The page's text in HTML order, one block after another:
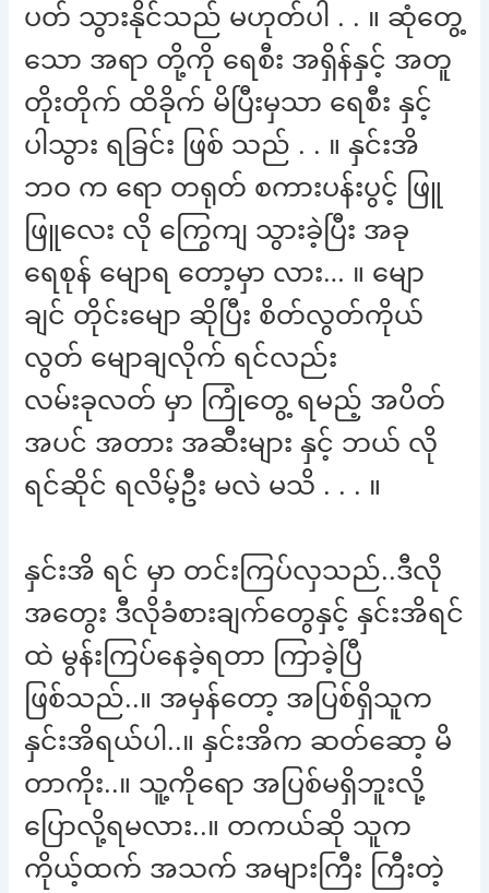
ပတ် သွားနိုင်သည် မဟုတ်ပါ . . ။ ဆုံတွေ့
သော အရာ တို့ကို ရေစီး အရှိန်နှင့် အတူ
တိုးတိုက် ထိခိုက် မိပြီးမှသာ ရေစီး နှင့်
ပါသွား ရခြင်း ဖြစ် သည် . . ။ နှင်းအိ
ဘဝ က ရော တရုတ် စကားပန်းပွင့် ဖြူ
ဖြူလေး လို ကြွေကျ သွားခဲ့ပြီး အခု
ရေစုန် မျောရ တော့မှာ လား… ။ မျော
ချင် တိုင်းမျော ဆိုပြီး စိတ်လွတ်ကိုယ်
လွတ် မျောချလိုက် ရင်လည်း
လမ်းခုလတ် မှာ ကြုံတွေ့ ရမည့် အပိတ်
အပင် အတား အဆီးများ နှင့် ဘယ် လို
ရင်ဆိုင် ရလိမ့်ဦး မလဲ မသိ . . . ။
နှင်းအိ ရင် မှာ တင်းကြပ်လှသည်..ဒီလို
အတွေး ဒီလိုခံစားချက်တွေနှင့် နှင်းအိရင်
ထဲ မွန်းကြပ်နေခဲ့ရတာ ကြာခဲ့ပြီ
ဖြစ်သည်..။ အမှန်တော့ အပြစ်ရှိသူက
နှင်းအိရယ်ပါ..။ နှင်းအိက ဆတ်ဆော့ မိ
တာကိုး..။ သူ့ကိုရော အပြစ်မရှိဘူးလို့
ပြောလို့ရမလား..။ တကယ်ဆို သူက
ကိုယ့်ထက် အသက် အများကြီး ကြီးတဲ့